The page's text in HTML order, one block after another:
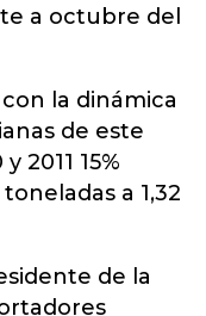
a octubre del
la dinámica
de este
2011 15%
a 1,32
de la